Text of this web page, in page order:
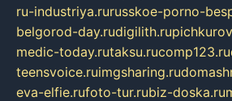
ru-industriya.rurusskoe-porno-
belgorod-day.rudigilith.ru
medic-today.rutaksu.rucomp123.ru
teensvoice.ruimgsharing.ru
eva-elfie.rufoto-tur.rubiz-doska.ru